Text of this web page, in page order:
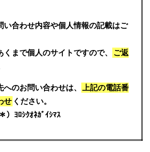
い合わせ内容や個人情報の記載はご
くまで個人のサイトですので、
ご返
のお問い合わせは、
上記の電話番
せ ください。
ﾖﾛｼｸｵﾈｶﾞｲｼﾏｽ